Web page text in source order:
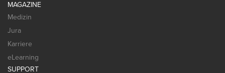
MAGAZINE
Medizin
Jura
Karriere
eLearning
SUPPORT